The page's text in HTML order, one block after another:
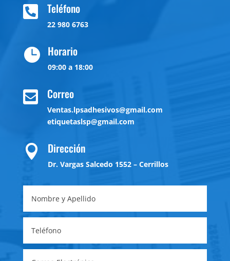
 Teléfono
22 980 6763
 Horario
09:00 a 18:00
 Correo
Ventas.lpsadhesivos@gmail.com
etiquetaslsp@gmail.com
 Dirección
Dr. Vargas Salcedo 1552 – Cerrillos